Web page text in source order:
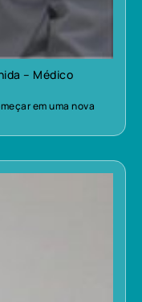
– Médico
em uma nova